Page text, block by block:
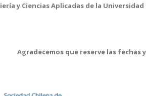
y Ciencias Aplicadas de la Universidad
Agradecemos que reserve las